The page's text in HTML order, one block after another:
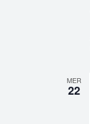
MER
22